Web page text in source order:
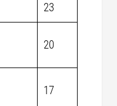
23
20
17